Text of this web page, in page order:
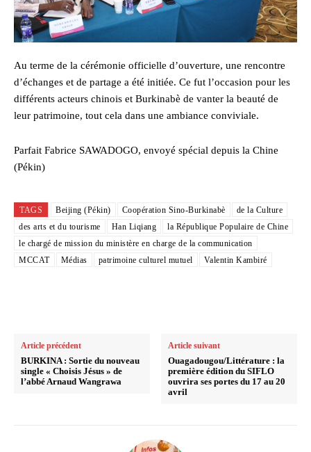
Au terme de la cérémonie officielle d’ouverture, une rencontre
d’échanges et de partage a été initiée. Ce fut l’occasion pour les
différents acteurs chinois et Burkinabè de vanter la beauté de
leur patrimoine, tout cela dans une ambiance conviviale.
Parfait Fabrice SAWADOGO, envoyé spécial depuis la Chine
(Pékin)
TAGS Beijing (Pékin) Coopération Sino-Burkinabè
de la Culture
des arts et du tourisme
Han Liqiang
la République Populaire de Chine
le chargé de mission du ministère en charge de la communication
MCCAT
Médias patrimoine culturel mutuel Valentin Kambiré
Article précédent
BURKINA : Sortie du nouveau
single « Choisis Jésus » de
l’abbé Arnaud Wangrawa
Article suivant
Ouagadougou/Littérature : la
première édition du SIFLO
ouvrira ses portes du 17 au 20
avril